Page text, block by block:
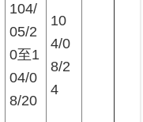
104/
05/2
0至1
04/0
8/20
10
4/0
8/2
4